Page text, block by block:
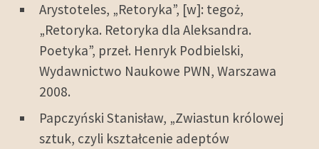
Arystoteles, „Retoryka”, [w]: tegoż,
„Retoryka. Retoryka dla Aleksandra.
Poetyka”, przeł. Henryk Podbielski,
Wydawnictwo Naukowe PWN, Warszawa
2008.
Papczyński Stanisław, „Zwiastun królowej
sztuk, czyli kształcenie adeptów